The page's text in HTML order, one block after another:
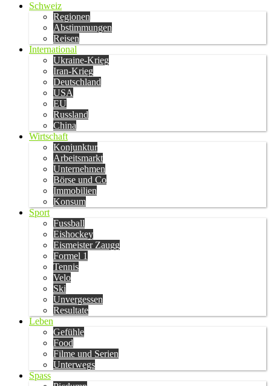
Schweiz
Regionen
Abstimmungen
Reisen
International
Ukraine-Krieg
Iran-Krieg
Deutschland
USA
EU
Russland
China
Wirtschaft
Konjunktur
Arbeitsmarkt
Unternehmen
Börse und Co
Immobilien
Konsum
Sport
Fussball
Eishockey
Eismeister Zaugg
Formel 1
Tennis
Velo
Ski
Unvergessen
Resultate
Leben
Gefühle
Food
Filme und Serien
Unterwegs
Spass